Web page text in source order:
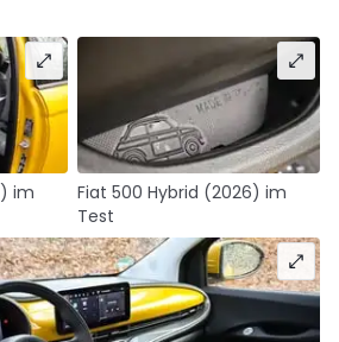
im
Fiat 500 Hybrid (2026) im
Test